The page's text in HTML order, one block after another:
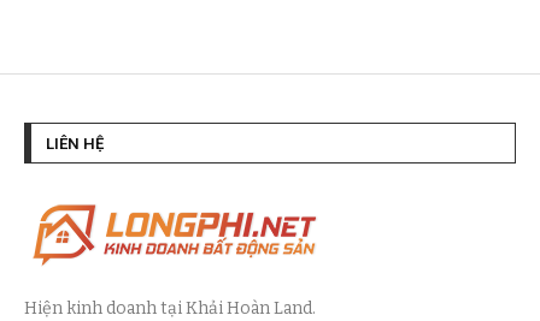
LIÊN HỆ
Hiện kinh doanh tại Khải Hoàn Land.